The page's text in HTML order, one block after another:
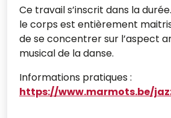
Ce travail s’inscrit dans la
le corps est entièrement
de se concentrer sur l’aspect
musical de la danse.
Informations pratiques :
https://www.marmots.be/